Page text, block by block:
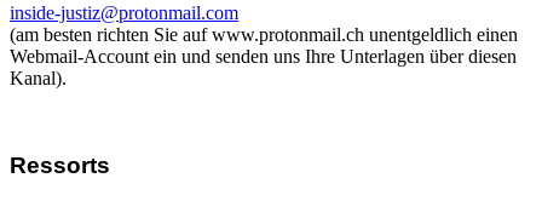
inside-justiz@protonmail.com
(am besten richten Sie auf www.protonmail.ch unentgeldlich einen
Webmail-Account ein und senden uns Ihre Unterlagen über diesen
Kanal).
Ressorts